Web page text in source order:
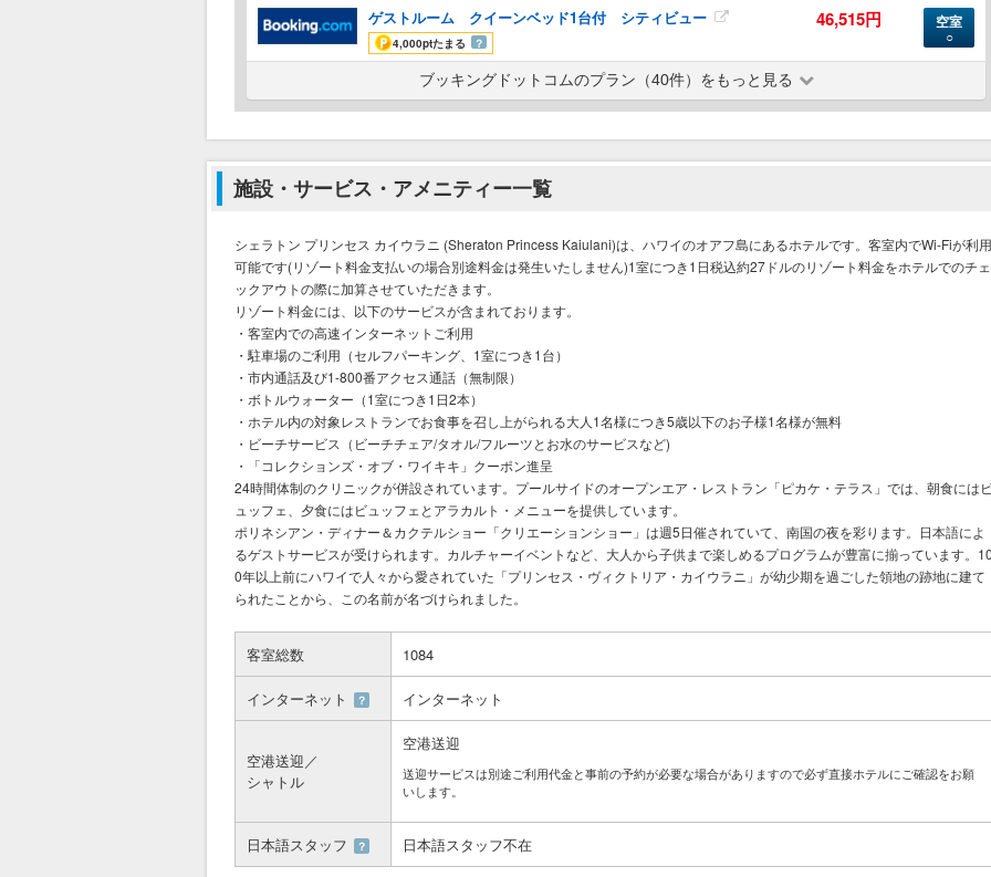
ゲストルーム クイーンベッド1台付 シティビュー
4,000ptたまる ？
46,515円 空室
○
ブッキングドットコムのプラン（40件）をもっと見る
施設・サービス・アメニティー一覧
シェラトン プリンセス カイウラニ (Sheraton Princess Kaiulani)は、ハワイのオアフ島にあるホテルです。客室内でWi-Fiが利用
可能です(リゾート料金支払いの場合別途料金は発生いたしません)1室につき1日税込約27ドルのリゾート料金をホテルでのチェ
ックアウトの際に加算させていただきます。
リゾート料金には、以下のサービスが含まれております。
・客室内での高速インターネットご利用
・駐車場のご利用（セルフパーキング、1室につき1台）
・市内通話及び1-800番アクセス通話（無制限）
・ボトルウォーター（1室につき1日2本）
・ホテル内の対象レストランでお食事を召し上がられる大人1名様につき5歳以下のお子様1名様が無料
・ビーチサービス（ビーチチェア/タオル/フルーツとお水のサービスなど)
・「コレクションズ・オブ・ワイキキ」クーポン進呈
24時間体制のクリニックが併設されています。プールサイドのオープンエア・レストラン「ピカケ・テラス」では、朝食には
ュッフェ、夕食にはビュッフェとアラカルト・メニューを提供しています。
ポリネシアン・ディナー＆カクテルショー「クリエーションショー」は週5日催されていて、南国の夜を彩ります。日本語によ
るゲストサービスが受けられます。カルチャーイベントなど、大人から子供まで楽しめるプログラムが豊富に揃っています。
0年以上前にハワイで人々から愛されていた「プリンセス・ヴィクトリア・カイウラニ」が幼少期を過ごした領地の跡地に建て
られたことから、この名前が名づけられました。
客室総数 1084
インターネット ？ インターネット
空港送迎／
シャトル
空港送迎
送迎サービスは別途ご利用代金と事前の予約が必要な場合がありますので必ず直接ホテルにご確認をお願
いします。
日本語スタッフ ？ 日本語スタッフ不在